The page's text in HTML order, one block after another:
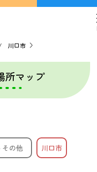
川口市
所マップ
その他 川口市